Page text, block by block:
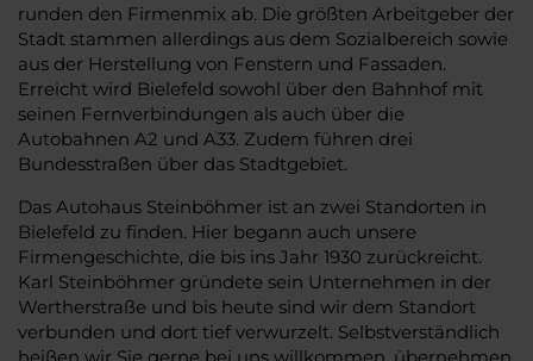
runden den Firmenmix ab. Die größten Arbeitgeber der
Stadt stammen allerdings aus dem Sozialbereich sowie
aus der Herstellung von Fenstern und Fassaden.
Erreicht wird Bielefeld sowohl über den Bahnhof mit
seinen Fernverbindungen als auch über die
Autobahnen A2 und A33. Zudem führen drei
Bundesstraßen über das Stadtgebiet.
Das Autohaus Steinböhmer ist an zwei Standorten in
Bielefeld zu finden. Hier begann auch unsere
Firmengeschichte, die bis ins Jahr 1930 zurückreicht.
Karl Steinböhmer gründete sein Unternehmen in der
Wertherstraße und bis heute sind wir dem Standort
verbunden und dort tief verwurzelt. Selbstverständlich
heißen wir Sie gerne bei uns willkommen, übernehmen